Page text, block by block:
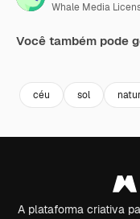
Whale Media
Você também pode
céu sol
A plataforma criativa